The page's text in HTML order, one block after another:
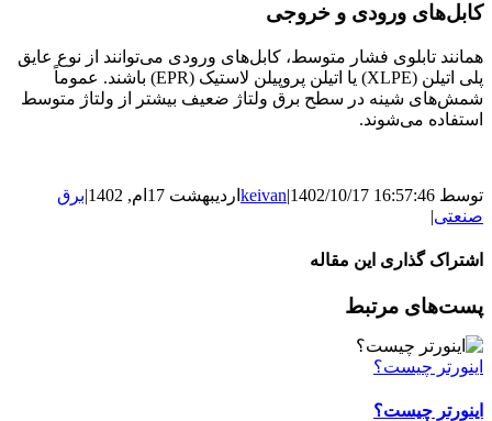
کابل‌های ورودی و خروجی
همانند تابلوی فشار متوسط، کابل‌های ورودی می‌توانند از نوع عایق
پلی اتیلن (XLPE) یا اتیلن پروپیلن لاستیک (EPR) باشند. عموماً
شمش‌های شینه در سطح برق ولتاژ ضعیف بیشتر از ولتاژ متوسط ​​
استفاده می‌شوند.
توسط keivan|1402/10/17 16:57:46 اردیبهشت 17ام, 1402 |برق
صنعتی|
اشتراک گذاری این مقاله
Facebook
X
LinkedIn
WhatsApp
Tumblr
Pinterest
ایمیل
پست‌های مرتبط
اینورتر چیست؟
اینورتر چیست؟